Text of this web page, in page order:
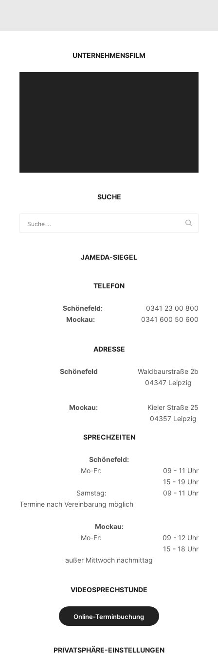
UNTERNEHMENSFILM
SUCHE
JAMEDA-SIEGEL
TELEFON
Schönefeld:
0341 23 00 800
Mockau:
0341 600 50 600
ADRESSE
Schönefeld
Waldbaurstraße 2b
04347 Leipzig
Mockau:
Kieler Straße 25
04357 Leipzig
SPRECHZEITEN
Schönefeld:
Mo-Fr:
09 - 11 Uhr
15 - 19 Uhr
Samstag:
09 - 11 Uhr
Termine nach Vereinbarung möglich
Mockau:
Mo-Fr:
09 - 12 Uhr
15 - 18 Uhr
außer Mittwoch nachmittag
VIDEOSPRECHSTUNDE
Online-Terminbuchung
PRIVATSPHÄRE-EINSTELLUNGEN